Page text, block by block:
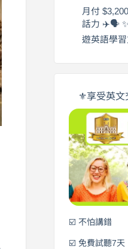
月付
話力 ✈️🗣️ ✨
遊英語學
⚜️享受英文
☑️ 不怕講錯
☑️ 免費試聽7天